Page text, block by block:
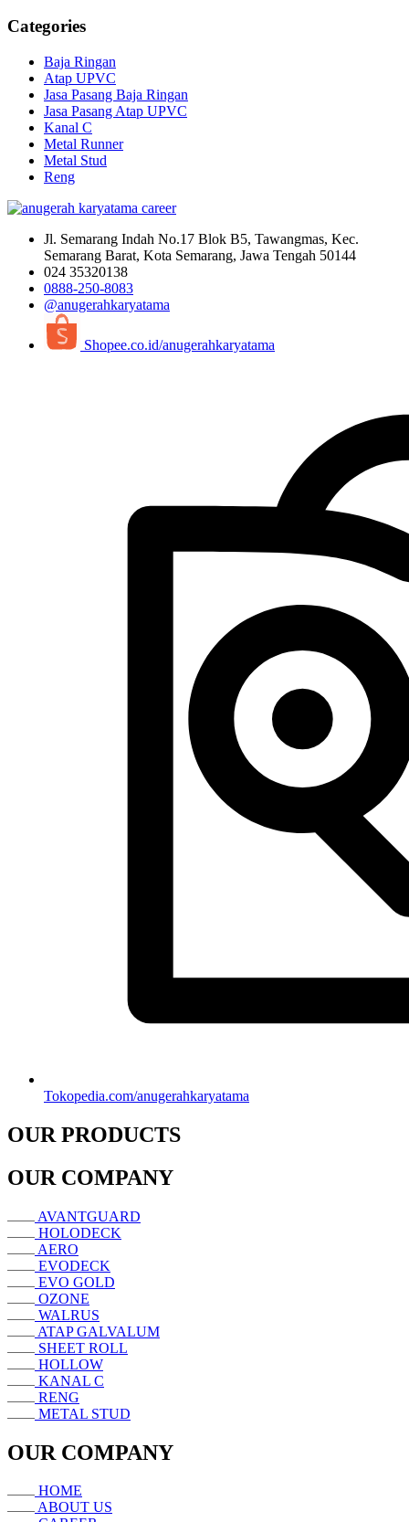
Categories
Baja Ringan
Atap UPVC
Jasa Pasang Baja Ringan
Jasa Pasang Atap UPVC
Kanal C
Metal Runner
Metal Stud
Reng
Jl. Semarang Indah No.17 Blok B5, Tawangmas, Kec.
Semarang Barat, Kota Semarang, Jawa Tengah 50144
024 35320138
0888-250-8083
@anugerahkaryatama
Shopee.co.id/anugerahkaryatama
Tokopedia.com/anugerahkaryatama
OUR PRODUCTS
OUR COMPANY
AVANTGUARD
HOLODECK
AERO
EVODECK
EVO GOLD
OZONE
WALRUS
ATAP GALVALUM
SHEET ROLL
HOLLOW
KANAL C
RENG
METAL STUD
OUR COMPANY
HOME
ABOUT US